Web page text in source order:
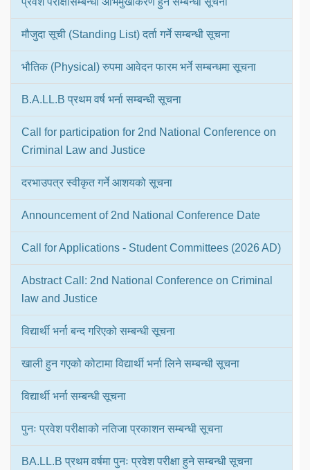
मौजुदा सूची (Standing List) दर्ता गर्ने सम्बन्धी सूचना
भौतिक (Physical) रुपमा आवेदन फारम भर्ने सम्बन्धमा सूचना
B.A.LL.B प्रथम वर्ष भर्ना सम्बन्धी सूचना
Call for participation for 2nd National Conference on
Criminal Law and Justice
दरभाउपत्र स्वीकृत गर्ने आशयको सूचना
Announcement of 2nd National Conference Date
Call for Applications - Student Committees (2026 AD)
Abstract Call: 2nd National Conference on Criminal
law and Justice
विद्यार्थी भर्ना बन्द गरिएको सम्बन्धी सूचना
खाली हुन गएको कोटामा विद्यार्थी भर्ना लिने सम्बन्धी सूचना
विद्यार्थी भर्ना सम्बन्धी सूचना
पुनः प्रवेश परीक्षाको नतिजा प्रकाशन सम्बन्धी सूचना
BA.LL.B प्रथम वर्षमा पुनः प्रवेश परीक्षा हुने सम्बन्धी सूचना